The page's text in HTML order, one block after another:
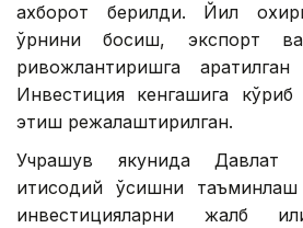
ахборот берилди. Йил
ўрнини босиш, экспорт ва
ривожлантиришга
Инвестиция кенгашига кўриб
этиш режалаштирилган.
Учрашув якунида Давлат
иқтисодий ўсишни
инвестицияларни жалб